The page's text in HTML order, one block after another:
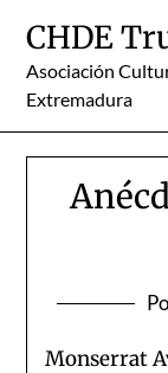
content
CHDE
Asociación
Extremadura
Monserrat